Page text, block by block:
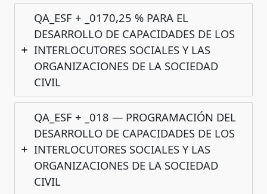
QA_ESF + _0170,25 % PARA EL
DESARROLLO DE CAPACIDADES DE LOS
INTERLOCUTORES SOCIALES Y LAS
ORGANIZACIONES DE LA SOCIEDAD
CIVIL
QA_ESF + _018 — PROGRAMACIÓN DEL
DESARROLLO DE CAPACIDADES DE LOS
INTERLOCUTORES SOCIALES Y LAS
ORGANIZACIONES DE LA SOCIEDAD
CIVIL